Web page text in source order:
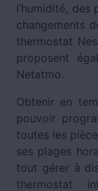
l’humidité, des
changements
thermostat
proposent
Netatmo.
Obtenir en
pouvoir
toutes les
ses plages
tout gérer à
thermostat